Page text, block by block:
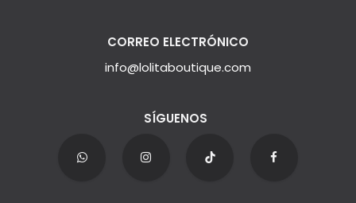
CORREO ELECTRÓNICO
info@lolitaboutique.com
SÍGUENOS